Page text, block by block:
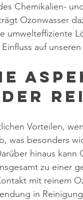
Chemikalien-
Ozonwasser
umwelteffiziente
auf unseren
Vorteilen,
was besonders
hinaus kann
zu einer
mit reinem
in